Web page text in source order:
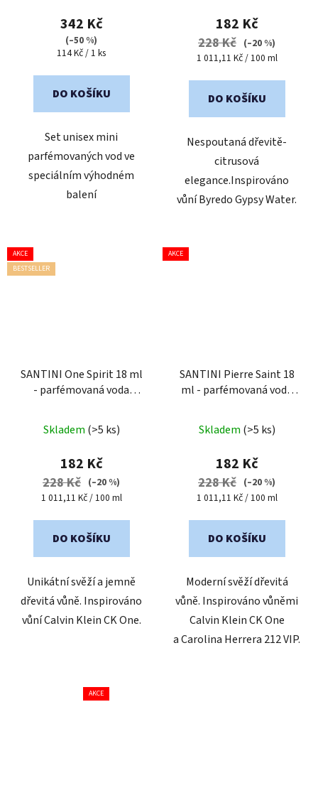
342 Kč
(–50 %)
Měrná
114 Kč / 1 ks
DO KOŠÍKU
Set unisex mini
parfémovaných vod ve
speciálním výhodném
balení
produktu
je
5,0
5
182 Kč
228 Kč (–20 %)
Měrná
1 011,11 Kč / 100 ml
DO KOŠÍKU
Nespoutaná dřevitě-
citrusová
elegance.Inspirováno
vůní Byredo Gypsy Water.
AKCE
BESTSELLER
SANTINI One Spirit 18 ml
- parfémovaná voda
balení
Skladem (>5 ks)
182 Kč
228 Kč (–20 %)
Měrná
1 011,11 Kč / 100 ml
DO KOŠÍKU
Unikátní svěží a jemně
dřevitá vůně. Inspirováno
vůní Calvin Klein CK One.
AKCE
SANTINI Pierre Saint 18
ml - parfémovaná voda
balení
Skladem (>5 ks)
182 Kč
228 Kč (–20 %)
Měrná
1 011,11 Kč / 100 ml
DO KOŠÍKU
Moderní svěží dřevitá
vůně. Inspirováno vůněmi
Calvin Klein CK One
a Carolina Herrera 212 VIP.
AKCE